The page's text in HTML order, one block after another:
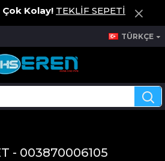
Kolay! TEKLİF SEPETİ
TÜRKÇE
- 003870006105